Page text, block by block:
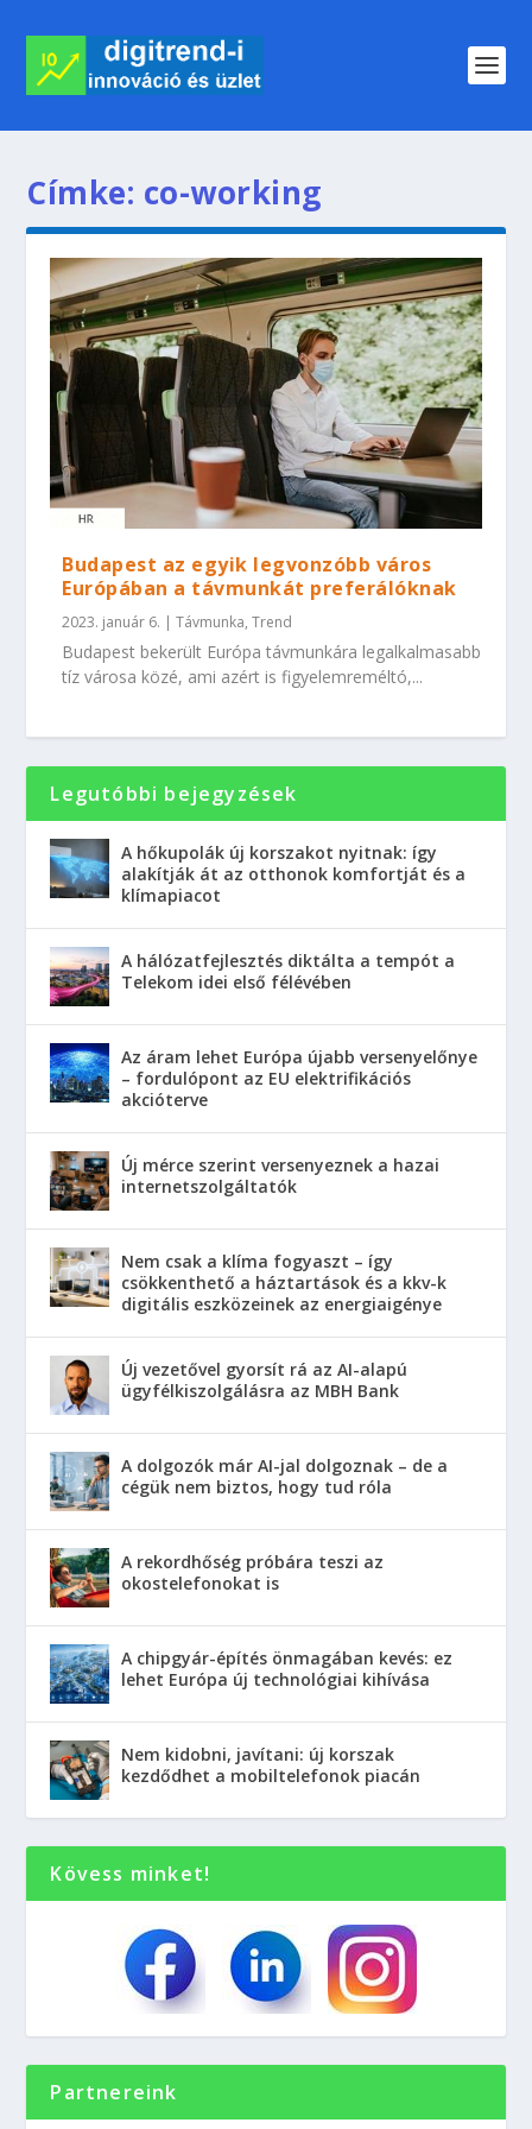
Címke: co-working
Budapest az egyik legvonzóbb város
Európában a távmunkát preferálóknak
2023. január 6. |Távmunka,Trend
Budapest bekerült Európa távmunkára legalkalmasabb
tíz városa közé, ami azért is figyelemreméltó,...
Legutóbbi bejegyzések
A hőkupolák új korszakot nyitnak: így
alakítják át az otthonok komfortját és a
klímapiacot
A hálózatfejlesztés diktálta a tempót a
Telekom idei első félévében
Az áram lehet Európa újabb versenyelőnye
– fordulópont az EU elektrifikációs
akcióterve
Új mérce szerint versenyeznek a hazai
internetszolgáltatók
Nem csak a klíma fogyaszt – így
csökkenthető a háztartások és a kkv-k
digitális eszközeinek az energiaigénye
Új vezetővel gyorsít rá az AI-alapú
ügyfélkiszolgálásra az MBH Bank
A dolgozók már AI-jal dolgoznak – de a
cégük nem biztos, hogy tud róla
A rekordhőség próbára teszi az
okostelefonokat is
A chipgyár-építés önmagában kevés: ez
lehet Európa új technológiai kihívása
Nem kidobni, javítani: új korszak
kezdődhet a mobiltelefonok piacán
Kövess minket!
Partnereink